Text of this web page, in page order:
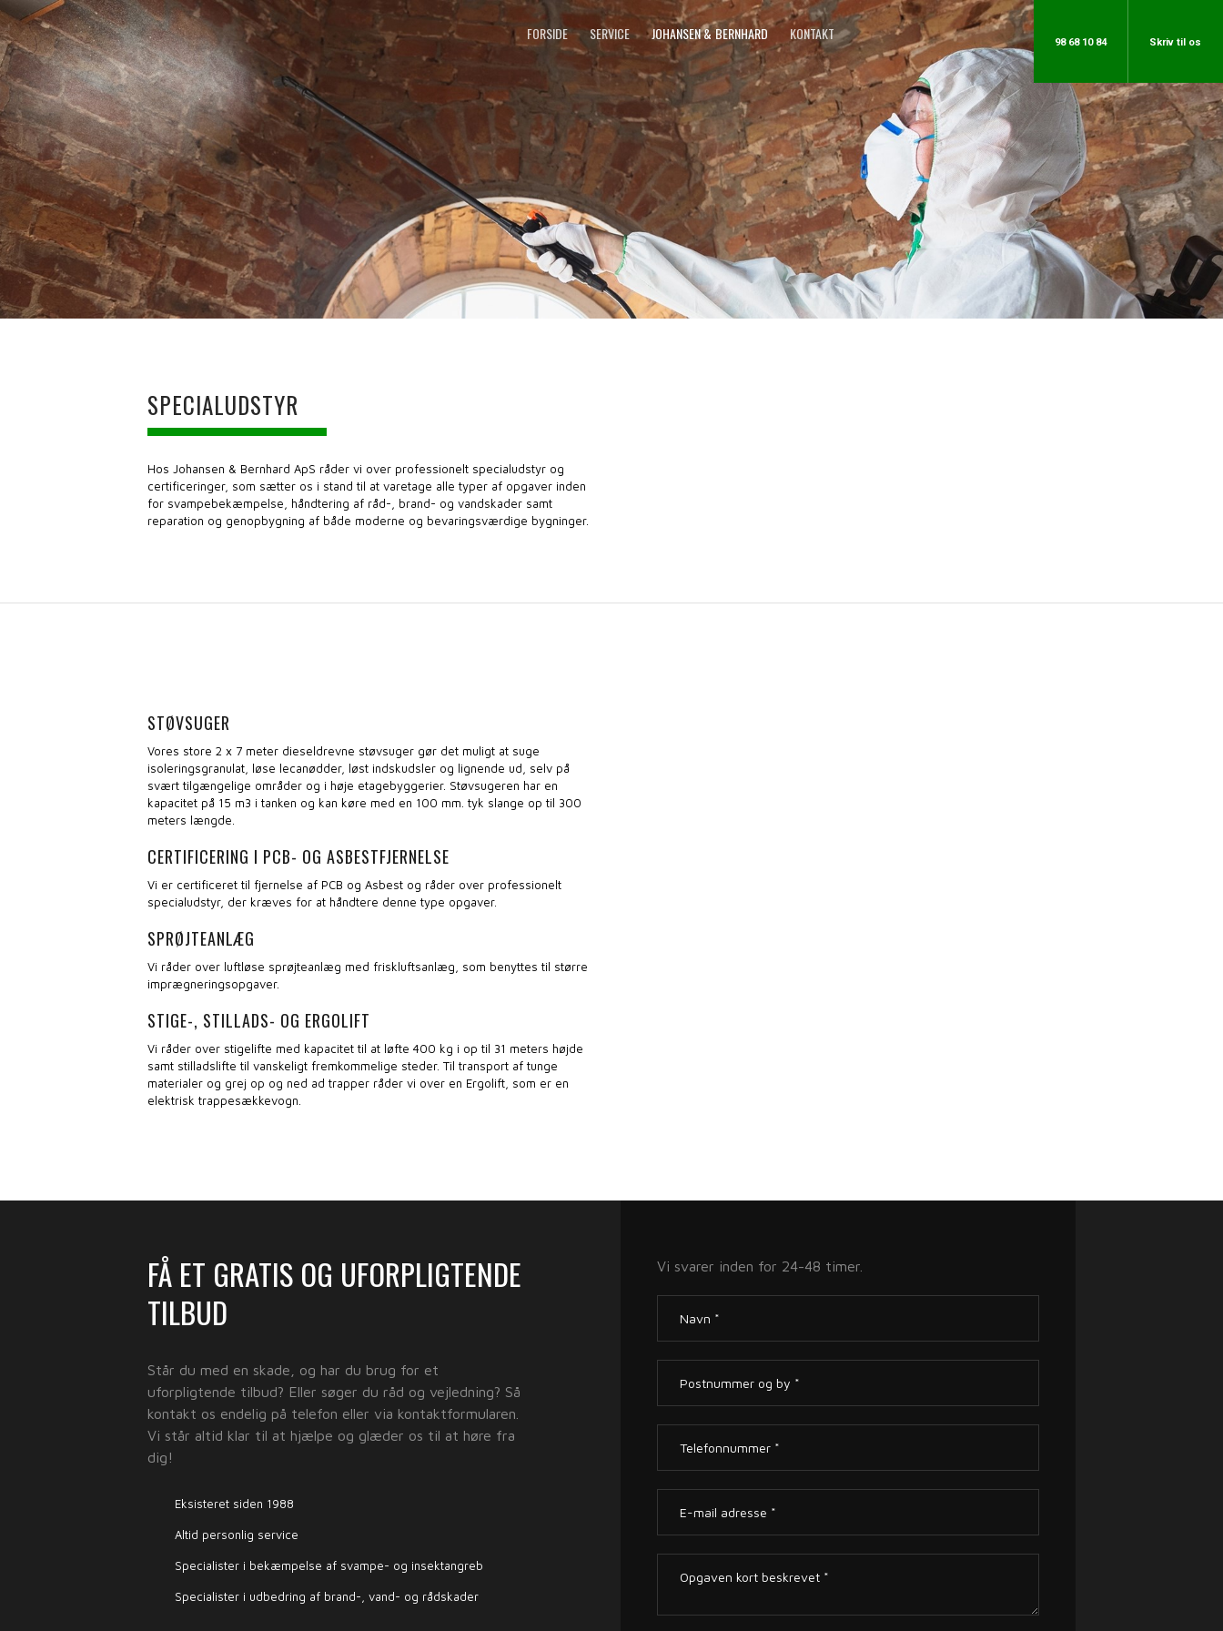
FORSIDE SERVICE JOHANSEN & BERNHARD KONTAKT 98 68 10 84 ​Skriv til os
SPECIALUDSTYR
Hos Johansen & Bernhard ApS råder vi over professionelt specialudstyr og
certificeringer, som sætter os i stand til at varetage alle typer af opgaver inden
for svampebekæmpelse, håndtering af råd-, brand- og vandskader samt
reparation og genopbygning af både moderne og bevaringsværdige bygninger.​
STØVSUGER
Vores store 2 x 7 meter dieseldrevne støvsuger gør det muligt at suge
isoleringsgranulat, løse lecanødder, løst indskudsler og lignende ud, selv på
svært tilgængelige områder og i høje etagebyggerier. Støvsugeren har en
kapacitet på 15 m3 i tanken og kan køre med en 100 mm. tyk slange op til 300
meters længde.
CERTIFICERING I PCB- OG ASBESTFJERNELSE
Vi er certificeret til fjernelse af PCB og Asbest og råder over professionelt
specialudstyr, der kræves for at håndtere denne type opgaver.
SPRØJTEANLÆG
Vi råder over luftløse sprøjteanlæg med friskluftsanlæg, som benyttes til større
imprægneringsopgaver.
STIGE-, STILLADS- OG ERGOLIFT
Vi råder over stigelifte med kapacitet til at løfte 400 kg i op til 31 meters højde
samt stilladslifte til vanskeligt fremkommelige steder. Til transport af tunge
materialer og grej op og ned ad trapper råder vi over en Ergolift, som er en
elektrisk trappesækkevogn.
​FÅ ET GRATIS OG UFORPLIGTENDE
TILBUD
​Står du med en skade, og har du brug for et
uforpligtende tilbud? Eller søger du råd og vejledning? Så
kontakt os endelig på telefon eller via kontaktformularen.
Vi står altid klar til at hjælpe og glæder os til at høre fra
dig!
Eksisteret siden 1988
Altid personlig service
Specialister i bekæmpelse af svampe- og insektangreb
Specialister i udbedring af brand-, vand- og rådskader
Vi svarer inden for 24-48 timer.​